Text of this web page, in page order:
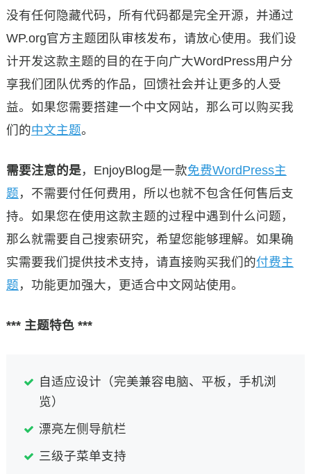
没有任何隐藏代码，所有代码都是完全开源，并通过
WP.org官方主题团队审核发布，请放心使用。我们设
计开发这款主题的目的在于向广大WordPress用户分
享我们团队优秀的作品，回馈社会并让更多的人受
益。如果您需要搭建一个中文网站，那么可以购买我
们的中文主题。
需要注意的是，EnjoyBlog是一款免费WordPress主
题 ，不需要付任何费用，所以也就不包含任何售后支
持。如果您在使用这款主题的过程中遇到什么问题，
那么就需要自己搜索研究，希望您能够理解。如果确
实需要我们提供技术支持，请直接购买我们的付费主
题 ，功能更加强大，更适合中文网站使用。
*** 主题特色 ***
自适应设计（完美兼容电脑、平板，手机浏
览）
漂亮左侧导航栏
三级子菜单支持